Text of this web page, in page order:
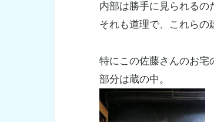
内部は勝手に見られるの
それも道理で、これらの
特にこの佐藤さんのお宅
部分は蔵の中。